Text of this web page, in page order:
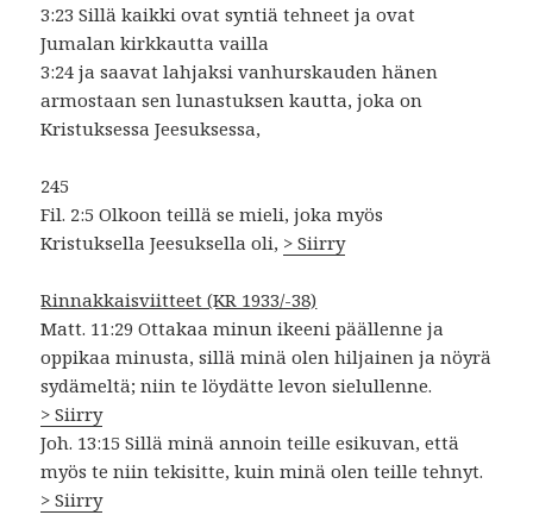
3:23 Sillä kaikki ovat syntiä tehneet ja ovat
Jumalan kirkkautta vailla
3:24 ja saavat lahjaksi vanhurskauden hänen
armostaan sen lunastuksen kautta, joka on
Kristuksessa Jeesuksessa,
245
Fil. 2:5 Olkoon teillä se mieli, joka myös
Kristuksella Jeesuksella oli, > Siirry
Rinnakkaisviitteet (KR 1933/-38)
Matt. 11:29 Ottakaa minun ikeeni päällenne ja
oppikaa minusta, sillä minä olen hiljainen ja nöyrä
sydämeltä; niin te löydätte levon sielullenne.
> Siirry
Joh. 13:15 Sillä minä annoin teille esikuvan, että
myös te niin tekisitte, kuin minä olen teille tehnyt.
> Siirry